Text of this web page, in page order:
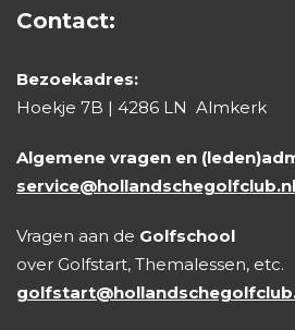
Contact:
Bezoekadres:
Hoekje 7B | 4286 LN Almkerk
Algemene vragen en
service@hollandschegolfclub.nl
Vragen aan de Golfschool
over Golfstart, Themalessen, etc.